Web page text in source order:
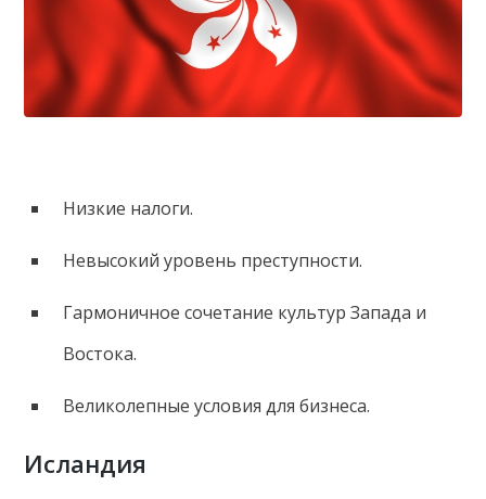
Низкие налоги.
Невысокий уровень преступности.
Гармоничное сочетание культур Запада и
Востока.
Великолепные условия для бизнеса.
Исландия